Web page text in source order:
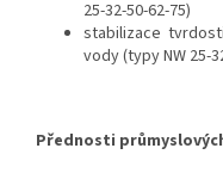
25-32-50-62-75)
stabilizace
vody (typy NW 25-
Přednosti